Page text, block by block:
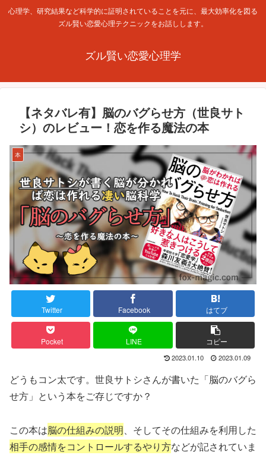
心理学、研究結果など科学的に証明されていることを元に、最大効率化を図る
ズル賢い恋愛心理テクニックをお話しします。
ズル賢い恋愛心理学
【ネタバレ有】脳のバグらせ方（世良サト
シ）のレビュー！恋を作る魔法の本
本
Twitter Facebook はてブ
Pocket LINE コピー
2023.01.10 2023.01.09
どうもコン太です。世良サトシさんが書いた「脳のバグら
せ方」という本をご存じですか？
この本は脳の仕組みの説明、そしてその仕組みを利用した
相手の感情をコントロールするやり方などが記されていま